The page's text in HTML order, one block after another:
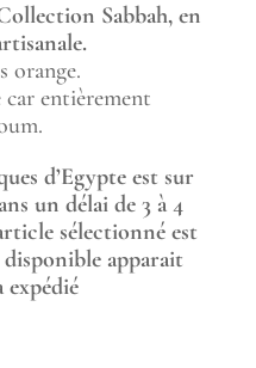
Sabbah, en
orange.
car entièrement
d’Egypte est sur
un délai de 3 à 4
sélectionné est
apparait
expédié